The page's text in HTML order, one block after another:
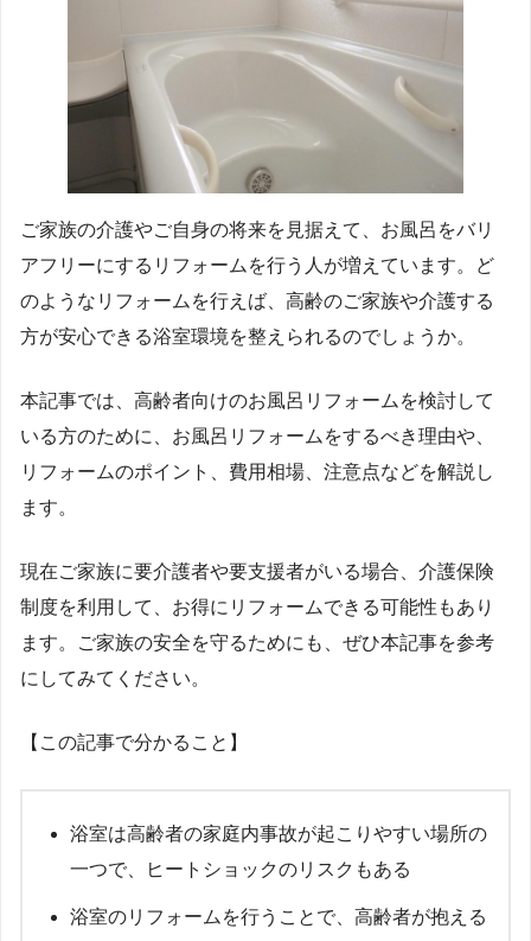
ご家族の介護やご自身の将来を見据えて、お風呂をバリ
アフリーにするリフォームを行う人が増えています。ど
のようなリフォームを行えば、高齢のご家族や介護する
方が安心できる浴室環境を整えられるのでしょうか。
本記事では、高齢者向けのお風呂リフォームを検討して
いる方のために、お風呂リフォームをするべき理由や、
リフォームのポイント、費用相場、注意点などを解説し
ます。
現在ご家族に要介護者や要支援者がいる場合、介護保険
制度を利用して、お得にリフォームできる可能性もあり
ます。ご家族の安全を守るためにも、ぜひ本記事を参考
にしてみてください。
【この記事で分かること】
浴室は高齢者の家庭内事故が起こりやすい場所の
一つで、ヒートショックのリスクもある
浴室のリフォームを行うことで、高齢者が抱える